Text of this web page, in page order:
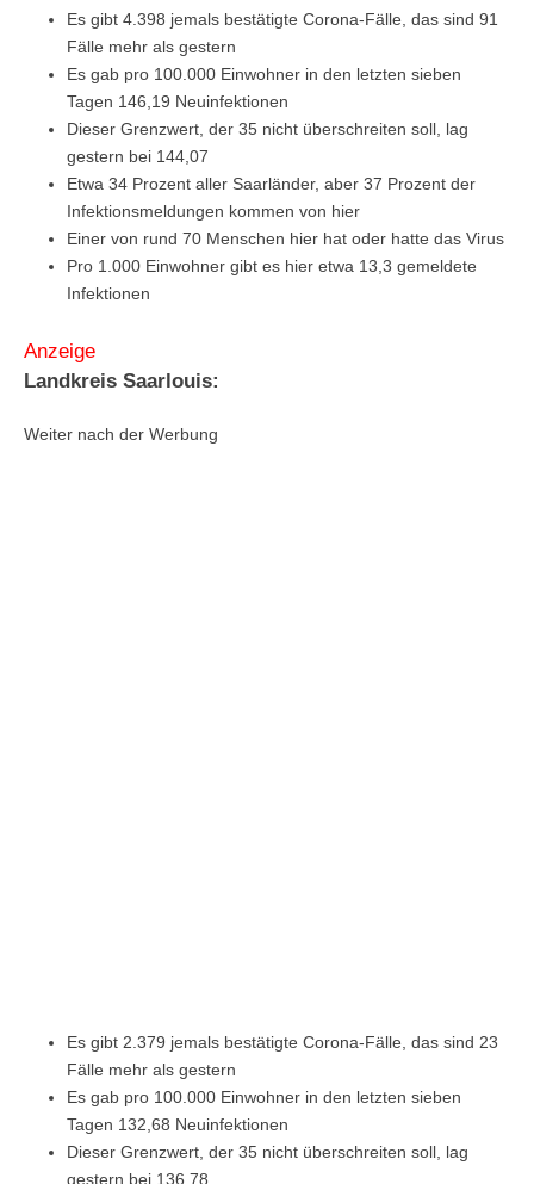
Es gibt 4.398 jemals bestätigte Corona-Fälle, das sind 91
Fälle mehr als gestern
Es gab pro 100.000 Einwohner in den letzten sieben
Tagen 146,19 Neuinfektionen
Dieser Grenzwert, der 35 nicht überschreiten soll, lag
gestern bei 144,07
Etwa 34 Prozent aller Saarländer, aber 37 Prozent der
Infektionsmeldungen kommen von hier
Einer von rund 70 Menschen hier hat oder hatte das Virus
Pro 1.000 Einwohner gibt es hier etwa 13,3 gemeldete
Infektionen
Anzeige
Landkreis Saarlouis:
Weiter nach der Werbung
Es gibt 2.379 jemals bestätigte Corona-Fälle, das sind 23
Fälle mehr als gestern
Es gab pro 100.000 Einwohner in den letzten sieben
Tagen 132,68 Neuinfektionen
Dieser Grenzwert, der 35 nicht überschreiten soll, lag
gestern bei 136,78